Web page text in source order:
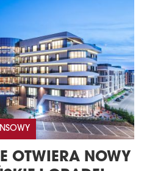
OTWIERA NOWY